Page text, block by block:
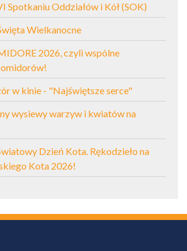
Spotkaniu Oddziałów i Kół (SOK)
Wielkanocne
2026, czyli wspólne
w kinie - "Najświętsze serce"
wysiewy warzyw i kwiatów na
Dzień Kota. Rękodzieło na
Kota 2026!